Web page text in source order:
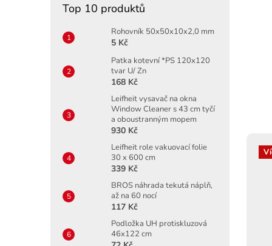
Top 10 produktů
Rohovník 50x50x10x2,0 mm
5 Kč
Patka kotevní *PS 120x120
tvar U/ Zn
168 Kč
Leifheit vysavač na okna
Window Cleaner s 43 cm tyčí
a oboustranným mopem
930 Kč
Leifheit role vakuovací folie
30 x 600 cm
339 Kč
BROS náhrada tekutá náplň,
až na 60 nocí
117 Kč
Podložka UH protiskluzová
46x122 cm